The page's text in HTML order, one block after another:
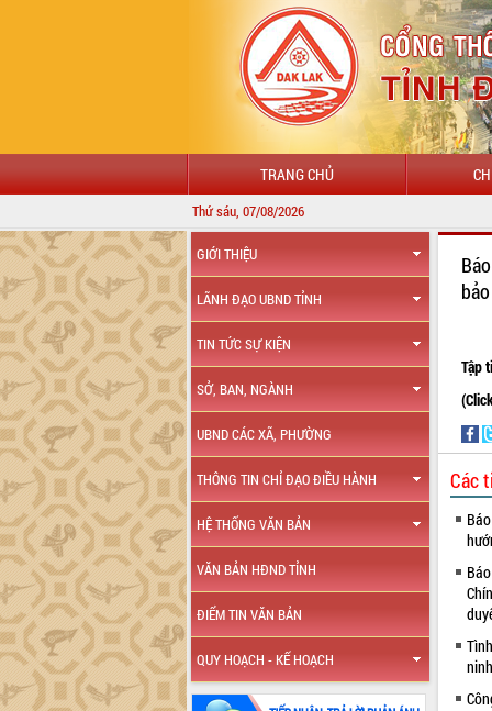
TRANG CHỦ
Thứ sáu, 07/08/2026
GIỚI THIỆU
LÃNH ĐẠO UBND TỈNH
TIN TỨC SỰ KIỆN
SỞ, BAN, NGÀNH
UBND CÁC XÃ, PHƯỜNG
THÔNG TIN CHỈ ĐẠO ĐIỀU HÀNH
HỆ THỐNG VĂN BẢN
VĂN BẢN HĐND TỈNH
ĐIỂM TIN VĂN BẢN
QUY HOẠCH - KẾ HOẠCH
Tập
Các